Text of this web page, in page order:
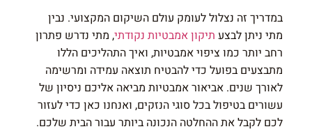
במדריך זה נצלול לעומק עולם השיקום המקצועי. נבין
מתי ניתן לבצע תיקון אמבטיות נקודתי, מתי נדרש פתרון
רחב יותר כמו ציפוי אמבטיות, ואיך התהליכים הללו
מתבצעים בפועל כדי להבטיח תוצאה עמידה ומרשימה
לאורך שנים. אביאור אמבטיות מביאה אליכם ניסיון של
עשורים בטיפול בכל סוגי הנזקים, ואנחנו כאן כדי לעזור
לכם לקבל את ההחלטה הנכונה ביותר עבור הבית שלכם.